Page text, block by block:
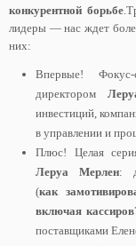
конкурентной борьбе
лидеры — нас ждет
них:
Впервые!
директором
инвестиций,
в управлении и
Плюс! Целая
Леруа Мерлен:
(как
включая
поставщиками